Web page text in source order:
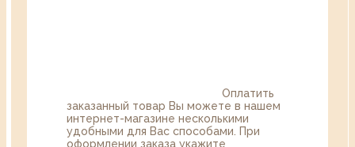
Оплатить
заказанный товар Вы можете в нашем
интернет-магазине несколькими
удобными для Вас способами. При
оформлении заказа укажите